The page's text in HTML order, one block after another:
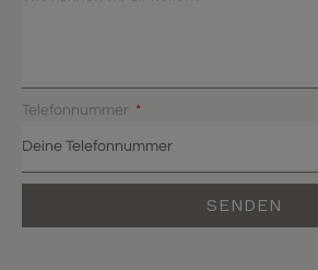
Telefonnummer
SENDEN